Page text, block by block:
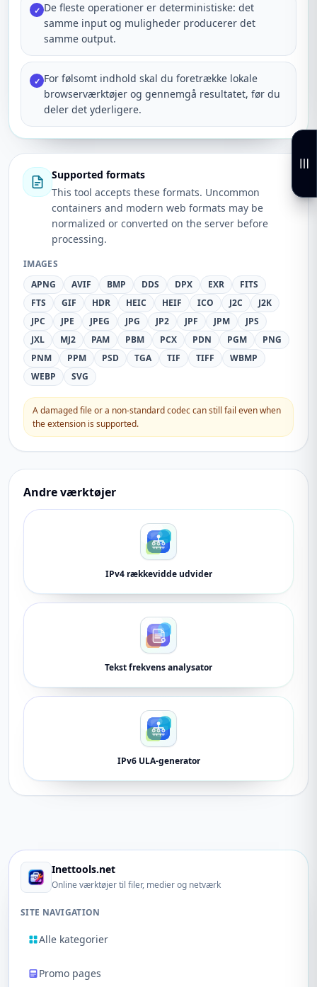
✓ De fleste operationer er deterministiske: det
samme input og muligheder producerer det
samme output.
✓ For følsomt indhold skal du foretrække lokale
browserværktøjer og gennemgå resultatet, før du
deler det yderligere.
Supported formats
This tool accepts these formats. Uncommon
containers and modern web formats may be
normalized or converted on the server before
processing.
IMAGES
APNG
AVIF BMP DDS DPX EXR
FITS
FTS
GIF HDR HEIC HEIF ICO J2C
J2K
JPC
JPE JPEG JPG JP2 JPF JPM
JPS
JXL
MJ2 PAM PBM PCX PDN PGM
PNG
PNM
PPM PSD TGA TIF TIFF
WBMP
WEBP
SVG
A damaged file or a non-standard codec can still fail even when
the extension is supported.
Andre værktøjer
IPv4 rækkevidde udvider
Tekst frekvens analysator
IPv6 ULA-generator
Inettools.net
Online værktøjer til filer, medier og netværk
SITE NAVIGATION
Alle kategorier
Promo pages